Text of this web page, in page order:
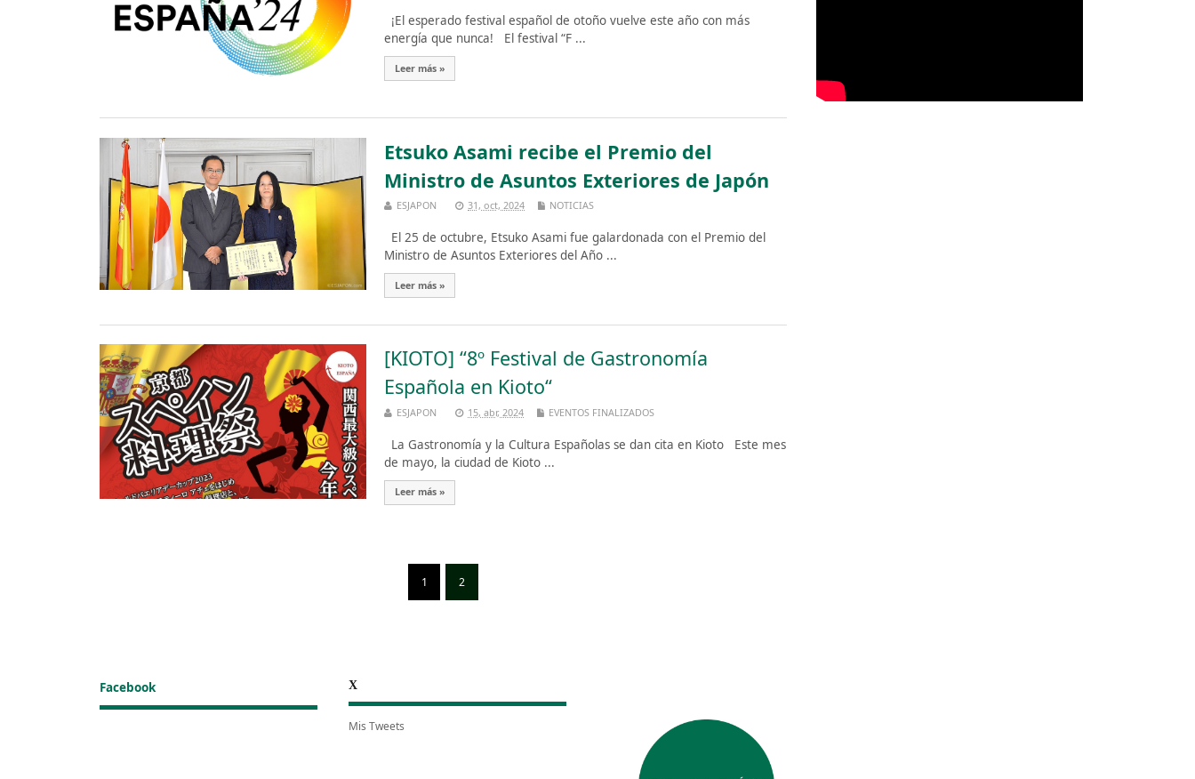
¡El esperado festival español de otoño vuelve este año con más
energía que nunca! El festival “F ...
Leer más »
Etsuko Asami recibe el Premio del
Ministro de Asuntos Exteriores de Japón
ESJAPON 31, oct, 2024 NOTICIAS
El 25 de octubre, Etsuko Asami fue galardonada con el Premio del
Ministro de Asuntos Exteriores del Año ...
Leer más »
[KIOTO] “8º Festival de Gastronomía
Española en Kioto“
ESJAPON 15, abr, 2024 EVENTOS FINALIZADOS
La Gastronomía y la Cultura Españolas se dan cita en Kioto Este mes
de mayo, la ciudad de Kioto ...
Leer más »
1 2
Facebook X
Mis Tweets